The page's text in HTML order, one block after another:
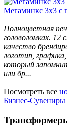
Мегаминкс 3х3 с
Полноцветная
головоломках. 12
качество
логотип,
который
или бр...
Посмотреть все
Бизнес-Сувениры